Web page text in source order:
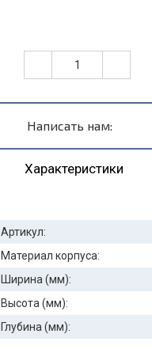
Написать нам:
Характеристики
Артикул:
Материал корпуса:
Ширина (мм):
Высота (мм):
Глубина (мм):